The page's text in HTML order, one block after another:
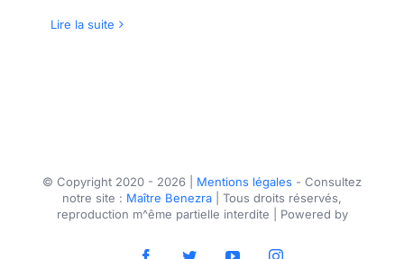
Lire la suite
© Copyright 2020 - 2026 | Mentions légales - Consultez
notre site : Maître Benezra | Tous droits réservés,
reproduction m^ême partielle interdite | Powered by